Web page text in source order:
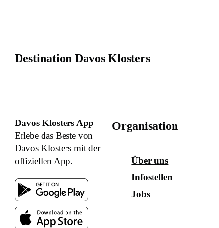
Destination Davos Klosters
Davos Klosters App
Erlebe das Beste von
Davos Klosters mit der
offiziellen App.
Organisation
Über uns
Infostellen
Jobs